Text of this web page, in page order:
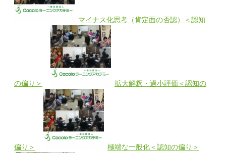
マイナス化思考（肯定面の否認）＜認知
の偏り＞ 拡大解釈・過小評価＜認知の
偏り＞ 極端な一般化＜認知の偏り＞